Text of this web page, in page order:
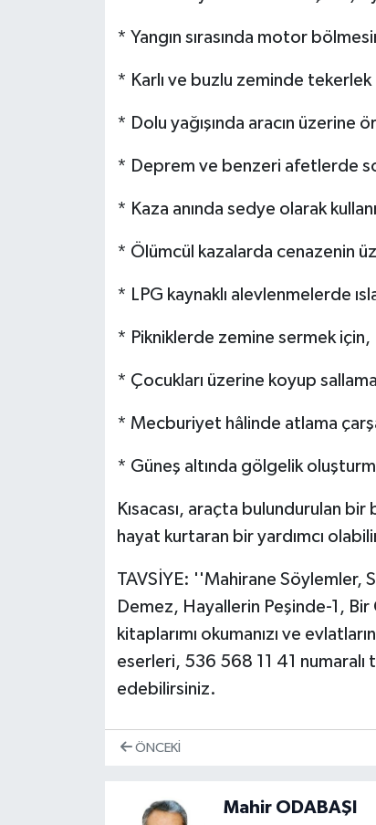
* Yangın sırasında motor
* Karlı ve buzlu zeminde tekerlek
* Dolu yağışında aracın üzerine
* Deprem ve benzeri afetlerde
* Kaza anında sedye olarak
* Ölümcül kazalarda cenazenin
* LPG kaynaklı alevlenmelerde
* Pikniklerde zemine sermek için,
* Çocukları üzerine koyup
* Mecburiyet hâlinde atlama
* Güneş altında gölgelik
Kısacası, araçta bulundurulan
hayat kurtaran bir yardımcı
TAVSİYE: ''Mahirane Söylemler,
Demez, Hayallerin Peşinde-1,
kitaplarımı okumanızı ve
eserleri, 536 568 11 41 numaralı
edebilirsiniz.
ÖNCEKI
Mahir ODABAŞI